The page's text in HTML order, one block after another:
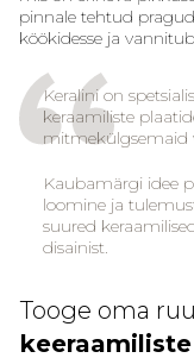
pinnale tehtud
köökidesse ja
Keralini on
keraamiliste
mitmekülgsemaid
Kaubamärgi idee
loomine ja
suured
disainist.
Tooge oma